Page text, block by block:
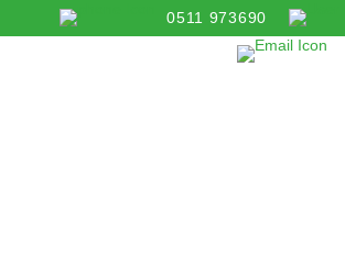
0511 973690